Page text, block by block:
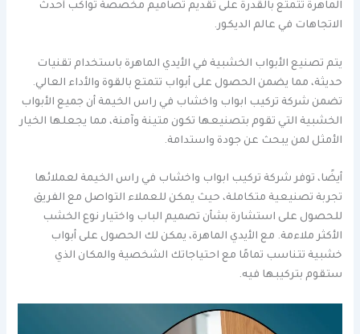
الماهرة تتمتع بالقدرة على تقديم تصاميم مخصصة تواكب أحدث
الاتجاهات في عالم الديكور.
يتم تصنيع الأبواب الخشبية في الأيدي الماهرة باستخدام تقنيات
حديثة، مما يضمن الحصول على أبواب تتمتع بالقوة والأداء العالي.
تضمن شركة تركيب ابواب واخشاب في راس الخيمة أن جميع الأبواب
الخشبية التي تقوم بتصنيعها تكون متينة وآمنة، مما يجعلها الخيار
الأمثل لمن يبحث عن جودة واستدامة.
أيضًا، توفر شركة تركيب ابواب واخشاب في راس الخيمة لعملائها
تجربة تصنيعية متكاملة، حيث يمكن للعملاء التواصل مع الفريق
للحصول على استشارة بشأن تصميم الباب واختيار نوع الخشب
الأكثر ملاءمة. مع الأيدي الماهرة، يمكن لك الحصول على أبواب
خشبية تتناسب تمامًا مع احتياجاتك الشخصية والمكان الذي
ستقوم بتركيبها فيه.